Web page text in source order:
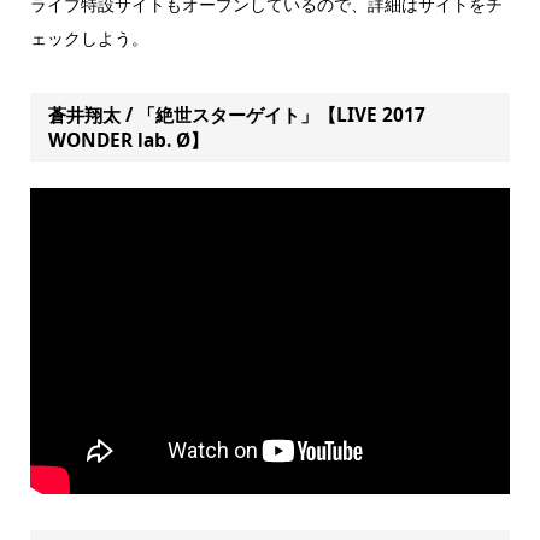
ライブ特設サイトもオープンしているので、詳細はサイトをチ
ェックしよう。
蒼井翔太 / 「絶世スターゲイト」【LIVE 2017
WONDER lab. Ø】